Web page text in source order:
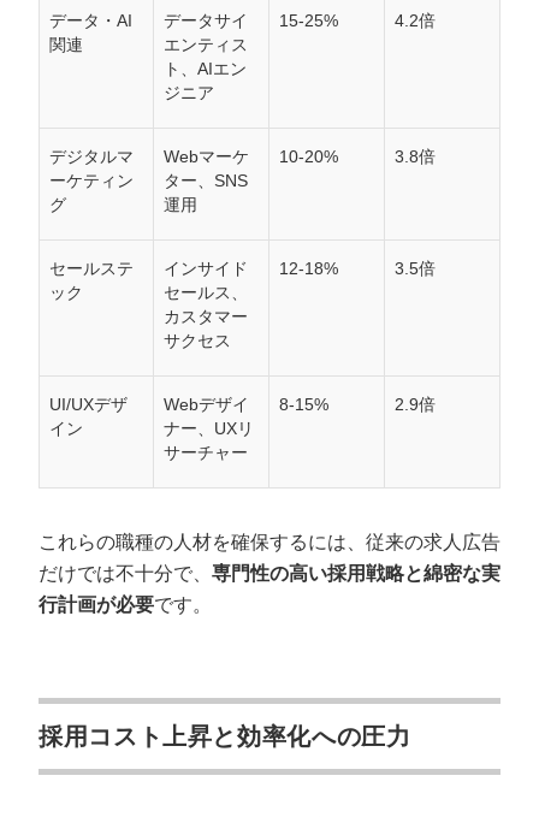
データ・AI
関連
データサイ
エンティス
ト、AIエン
ジニア
15-25% 4.2倍
デジタルマ
ーケティン
グ
Webマーケ
ター、SNS
運用
10-20% 3.8倍
セールステ
ック
インサイド
セールス、
カスタマー
サクセス
12-18% 3.5倍
UI/UXデザ
イン
Webデザイ
ナー、UXリ
サーチャー
8-15% 2.9倍
これらの職種の人材を確保するには、従来の求人広告
だけでは不十分で、 専門性の高い採用戦略と綿密な実
行計画が必要です。
採用コスト上昇と効率化への圧力